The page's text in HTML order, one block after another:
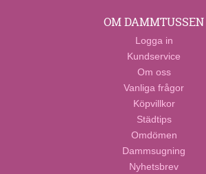
OM DAMMTUSSEN
Logga in
Kundservice
Om oss
Vanliga frågor
Köpvillkor
Städtips
Omdömen
Dammsugning
Nyhetsbrev